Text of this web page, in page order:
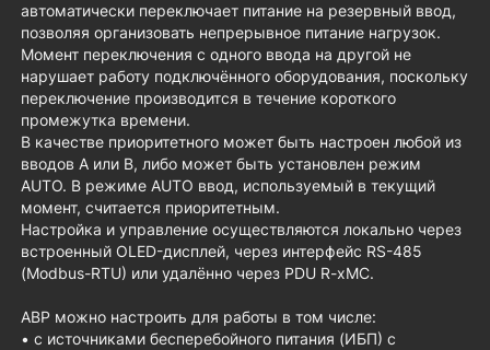
автоматически переключает питание на резервный ввод,
позволяя организовать непрерывное питание нагрузок.
Момент переключения с одного ввода на другой не
нарушает работу подключённого оборудования, поскольку
переключение производится в течение короткого
промежутка времени.
В качестве приоритетного может быть настроен любой из
вводов А или В, либо может быть установлен режим
AUTO. В режиме AUTO ввод, используемый в текущий
момент, считается приоритетным.
Настройка и управление осуществляются локально через
встроенный OLED-дисплей, через интерфейс RS-485
(Modbus-RTU) или удалённо через PDU R-xMC.
АВР можно настроить для работы в том числе:
• с источниками бесперебойного питания (ИБП) с